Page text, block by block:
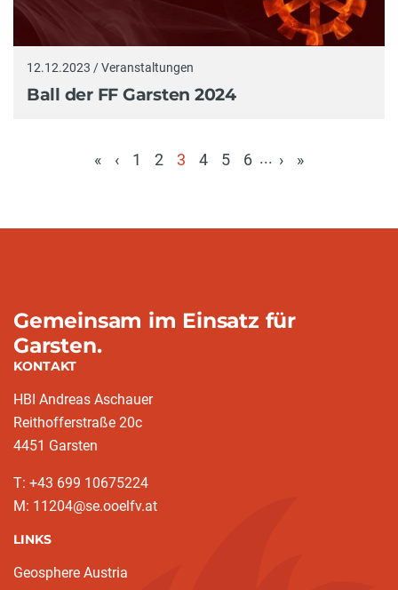
12.12.2023 / Veranstaltungen
Ball der FF Garsten 2024
« ‹ 1 2
3
4 5 6 ... › »
Gemeinsam im Einsatz für
Garsten.
KONTAKT
HBI Andreas Aschauer
Reithofferstraße 20c
4451 Garsten
T: ‭+43 699 10675224‬
M: 11204@se.ooelfv.at
LINKS
Geosphere Austria